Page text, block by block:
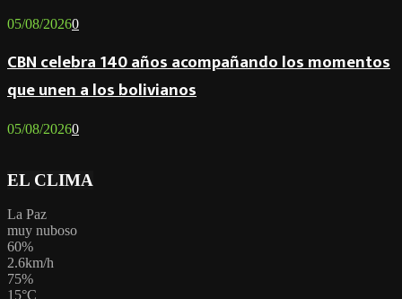
05/08/20260
CBN celebra 140 años acompañando los momentos
que unen a los bolivianos
05/08/20260
EL CLIMA
La Paz
muy nuboso
60%
2.6km/h
75%
15°C